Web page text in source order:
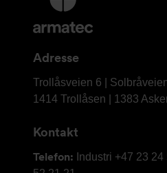
informasjon
og
Adresse
Armatec
AS
Trollåsveien 6 |
1414 Trollåsen | 1383
Kontakt
Telefon: Industri +47 23